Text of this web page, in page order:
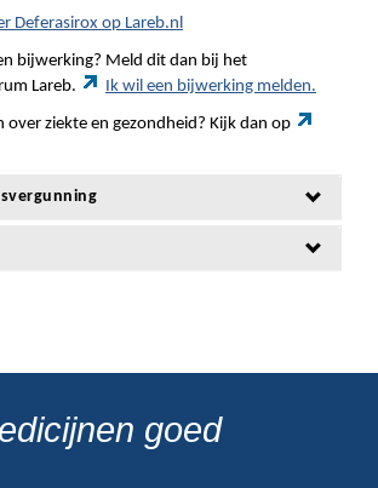
Deferasirox op Lareb.nl
bijwerking? Meld dit dan bij het
Lareb.
Ik wil een bijwerking melden.
over ziekte en gezondheid? Kijk dan op
goed